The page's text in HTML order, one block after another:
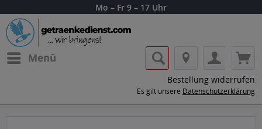
Mo – Fr 9 – 17 Uhr
Menü
Bestellung widerrufen
Es gilt unsere Datenschutzerklärung